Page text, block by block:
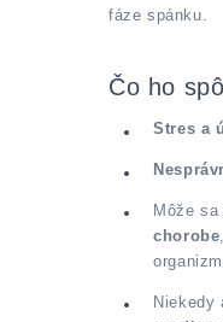
fáze spánku.
Čo ho
Stres a
Môže
chorobe
Niekedy